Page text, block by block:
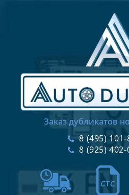
Заказ дубликатов
8 (495) 101-
8 (925)